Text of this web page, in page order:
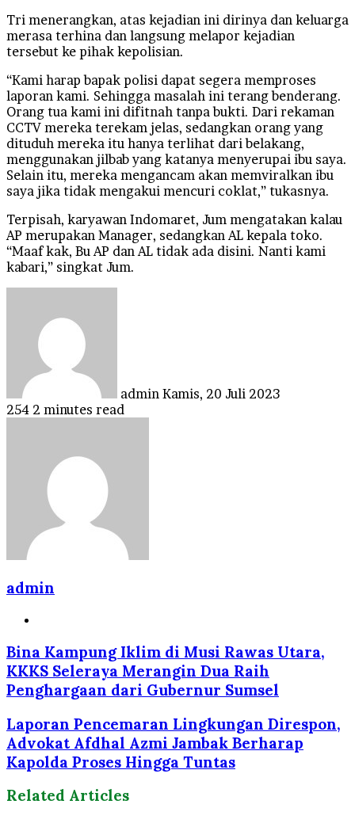
Tri menerangkan, atas kejadian ini dirinya dan keluarga
merasa terhina dan langsung melapor kejadian
tersebut ke pihak kepolisian.
“Kami harap bapak polisi dapat segera memproses
laporan kami. Sehingga masalah ini terang benderang.
Orang tua kami ini difitnah tanpa bukti. Dari rekaman
CCTV mereka terekam jelas, sedangkan orang yang
dituduh mereka itu hanya terlihat dari belakang,
menggunakan jilbab yang katanya menyerupai ibu saya.
Selain itu, mereka mengancam akan memviralkan ibu
saya jika tidak mengakui mencuri coklat,” tukasnya.
Terpisah, karyawan Indomaret, Jum mengatakan kalau
AP merupakan Manager, sedangkan AL kepala toko.
“Maaf kak, Bu AP dan AL tidak ada disini. Nanti kami
kabari,” singkat Jum.
admin Kamis, 20 Juli 2023
254 2 minutes read
admin
Bina Kampung Iklim di Musi Rawas Utara,
KKKS Seleraya Merangin Dua Raih
Penghargaan dari Gubernur Sumsel
Laporan Pencemaran Lingkungan Direspon,
Advokat Afdhal Azmi Jambak Berharap
Kapolda Proses Hingga Tuntas
Related Articles